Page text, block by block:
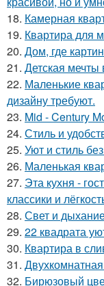
18. Камерная
19. Квартира для
20. Дом, где
21. Детская
22. Маленькие
дизайну требуют.
23. Mid - Century
24. Стиль и
25. Уют и стиль
26. Маленькая
27. Эта кухня -
классики и
28. Свет и
29. 22 квадрата
30. Квартира в
31.
32. Бирюзовый